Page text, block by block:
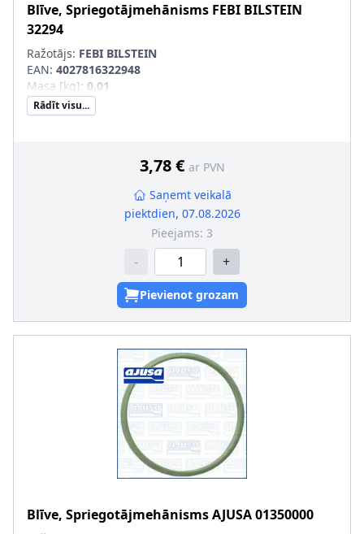
Blīve, Spriegotājmehānisms FEBI BILSTEIN
32294
Ražotājs: FEBI BILSTEIN
EAN: 4027816322948
Masa [kg]: 0,01
Rādīt visu...
3,78 € ar PVN
Saņemt veikalā
piektdien, 07.08.2026
Pieejams: 3
- +
Pievienot grozam
Blīve, SpriegotājmehānismsAJUSA01350000